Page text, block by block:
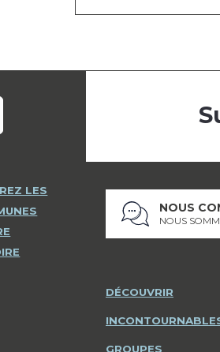
LES
NOUS
NOUS
DÉCOUVRIR
GROUPES